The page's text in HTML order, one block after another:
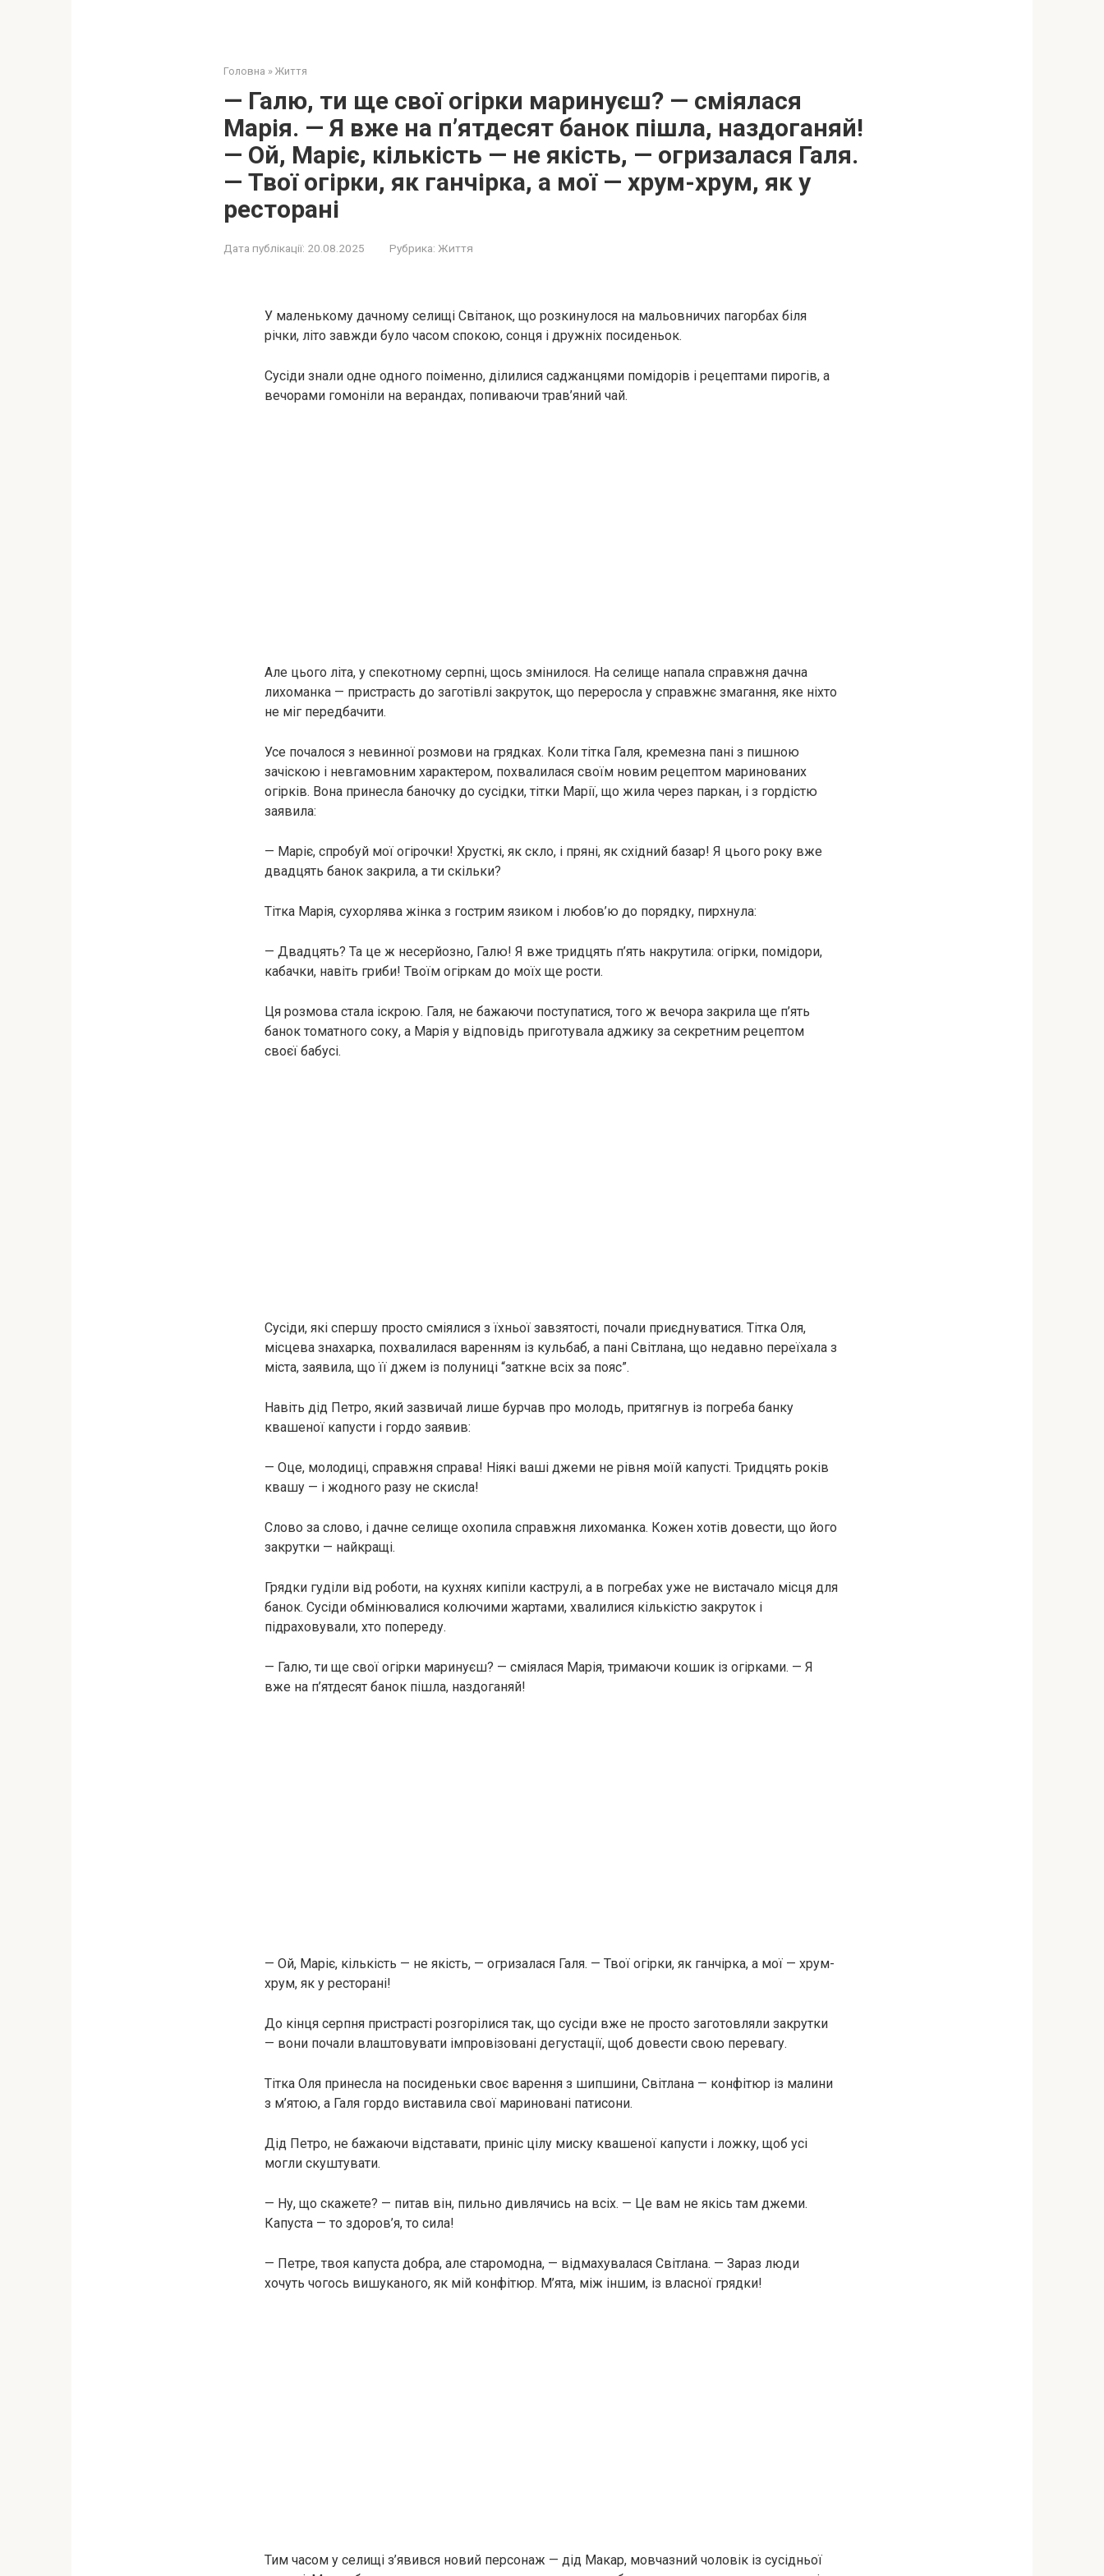
Головна » Життя
— Галю, ти ще свої огірки маринуєш? — сміялася
Марія. — Я вже на п’ятдесят банок пішла, наздоганяй!
— Ой, Маріє, кількість — не якість, — огризалася Галя.
— Твої огірки, як ганчірка, а мої — хрум-хрум, як у
ресторані
Дата публікації: 20.08.2025 Рубрика: Життя
У маленькому дачному селищі Світанок, що розкинулося на мальовничих пагорбах біля
річки, літо завжди було часом спокою, сонця і дружніх посиденьок.
Сусіди знали одне одного поіменно, ділилися саджанцями помідорів і рецептами пирогів, а
вечорами гомоніли на верандах, попиваючи трав’яний чай.
Але цього літа, у спекотному серпні, щось змінилося. На селище напала справжня дачна
лихоманка — пристрасть до заготівлі закруток, що переросла у справжнє змагання, яке ніхто
не міг передбачити.
Усе почалося з невинної розмови на грядках. Коли тітка Галя, кремезна пані з пишною
зачіскою і невгамовним характером, похвалилася своїм новим рецептом маринованих
огірків. Вона принесла баночку до сусідки, тітки Марії, що жила через паркан, і з гордістю
заявила:
— Маріє, спробуй мої огірочки! Хрусткі, як скло, і пряні, як східний базар! Я цього року вже
двадцять банок закрила, а ти скільки?
Тітка Марія, сухорлява жінка з гострим язиком і любов’ю до порядку, пирхнула:
— Двадцять? Та це ж несерйозно, Галю! Я вже тридцять п’ять накрутила: огірки, помідори,
кабачки, навіть гриби! Твоїм огіркам до моїх ще рости.
Ця розмова стала іскрою. Галя, не бажаючи поступатися, того ж вечора закрила ще п’ять
банок томатного соку, а Марія у відповідь приготувала аджику за секретним рецептом
своєї бабусі.
Сусіди, які спершу просто сміялися з їхньої завзятості, почали приєднуватися. Тітка Оля,
місцева знахарка, похвалилася варенням із кульбаб, а пані Світлана, що недавно переїхала з
міста, заявила, що її джем із полуниці “заткне всіх за пояс”.
Навіть дід Петро, який зазвичай лише бурчав про молодь, притягнув із погреба банку
квашеної капусти і гордо заявив:
— Оце, молодиці, справжня справа! Ніякі ваші джеми не рівня моїй капусті. Тридцять років
квашу — і жодного разу не скисла!
Слово за слово, і дачне селище охопила справжня лихоманка. Кожен хотів довести, що його
закрутки — найкращі.
Грядки гуділи від роботи, на кухнях кипіли каструлі, а в погребах уже не вистачало місця для
банок. Сусіди обмінювалися колючими жартами, хвалилися кількістю закруток і
підраховували, хто попереду.
— Галю, ти ще свої огірки маринуєш? — сміялася Марія, тримаючи кошик із огірками. — Я
вже на п’ятдесят банок пішла, наздоганяй!
— Ой, Маріє, кількість — не якість, — огризалася Галя. — Твої огірки, як ганчірка, а мої — хрум-
хрум, як у ресторані!
До кінця серпня пристрасті розгорілися так, що сусіди вже не просто заготовляли закрутки
— вони почали влаштовувати імпровізовані дегустації, щоб довести свою перевагу.
Тітка Оля принесла на посиденьки своє варення з шипшини, Світлана — конфітюр із малини
з м’ятою, а Галя гордо виставила свої мариновані патисони.
Дід Петро, не бажаючи відставати, приніс цілу миску квашеної капусти і ложку, щоб усі
могли скуштувати.
— Ну, що скажете? — питав він, пильно дивлячись на всіх. — Це вам не якісь там джеми.
Капуста — то здоров’я, то сила!
— Петре, твоя капуста добра, але старомодна, — відмахувалася Світлана. — Зараз люди
хочуть чогось вишуканого, як мій конфітюр. М’ята, між іншим, із власної грядки!
Тим часом у селищі з’явився новий персонаж — дід Макар, мовчазний чоловік із сусідньої